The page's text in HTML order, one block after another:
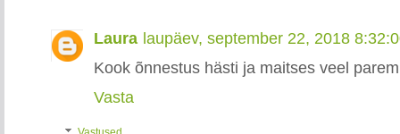
Laura laupäev, september 22, 2018
Kook õnnestus hästi ja maitses veel
Vasta